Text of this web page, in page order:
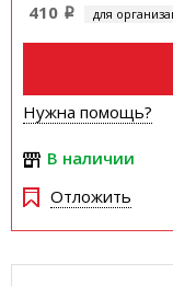
410 i для
Нужна помощь?
В наличии
Отложить